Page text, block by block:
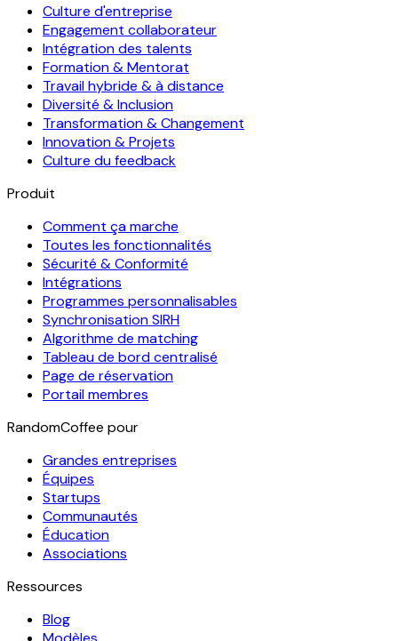
Culture d'entreprise
Engagement collaborateur
Intégration des talents
Formation & Mentorat
Travail hybride & à distance
Diversité & Inclusion
Transformation & Changement
Innovation & Projets
Culture du feedback
Produit
Comment ça marche
Toutes les fonctionnalités
Sécurité & Conformité
Intégrations
Programmes personnalisables
Synchronisation SIRH
Algorithme de matching
Tableau de bord centralisé
Page de réservation
Portail membres
RandomCoffee pour
Grandes entreprises
Équipes
Startups
Communautés
Éducation
Associations
Ressources
Blog